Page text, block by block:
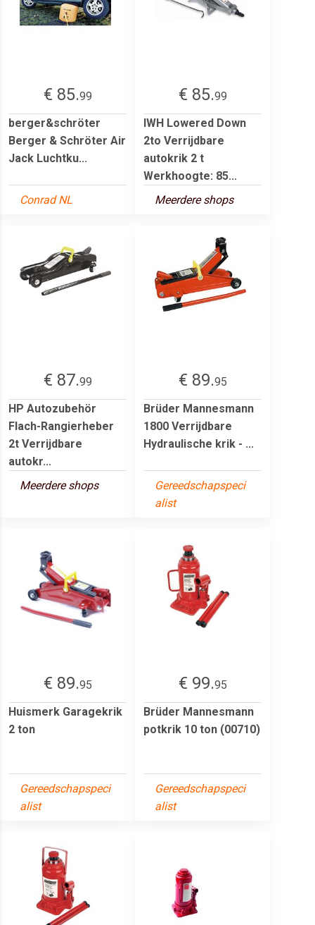
€ 85.99
berger&schröter
Berger & Schröter Air
Jack Luchtku...
Conrad NL
€ 85.99
IWH Lowered Down
2to Verrijdbare
autokrik 2 t
Werkhoogte: 85...
Meerdere shops
€ 87.99
HP Autozubehör
Flach-Rangierheber
2t Verrijdbare
autokr...
Meerdere shops
€ 89.95
Brüder Mannesmann
1800 Verrijdbare
Hydraulische krik - ...
Gereedschapspeci
alist
€ 89.95
Huismerk Garagekrik
2 ton
Gereedschapspeci
alist
€ 99.95
Brüder Mannesmann
potkrik 10 ton (00710)
Gereedschapspeci
alist